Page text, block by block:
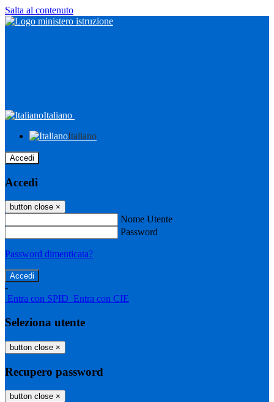
Salta al contenuto
Italiano
Italiano
Accedi
Accedi
button close ×
Nome Utente
Password
Password dimenticata?
-
Entra con SPID Entra con CIE
Seleziona utente
button close ×
Recupero password
button close ×